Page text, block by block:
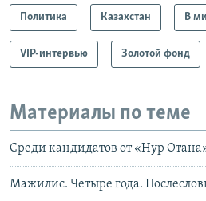
Политика Казахстан В
VIP-интервью Золотой фонд
Материалы по теме
Среди кандидатов от «Нур
Мажилис. Четыре года.